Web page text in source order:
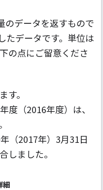
のデータを返すもので
たデータです。単位は
の点にご留意くださ
す。
度（2016年度）は、
（2017年）3月31日
しました。
細